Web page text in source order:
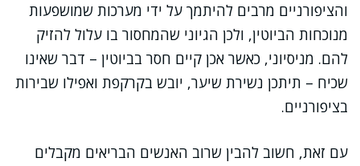
והציפורניים מרבים להיתמך על ידי מערכות שמושפעות
מנוכחות הביוטין, ולכן הגיוני שהמחסור בו עלול להזיק
להם. מניסיוני, כאשר אכן קיים חסר בביוטין – דבר שאינו
שכיח – תיתכן נשירת שיער, יובש בקרקפת ואפילו שבירות
בציפורניים.
עם זאת, חשוב להבין שרוב האנשים הבריאים מקבלים